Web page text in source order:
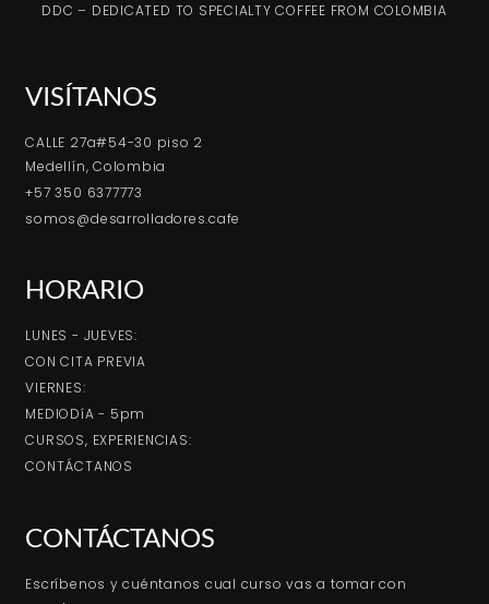
DDC – DEDICATED TO SPECIALTY COFFEE FROM COLOMBIA
VISÍTANOS
CALLE 27a#54-30 piso 2
Medellín, Colombia
+57 350 6377773
somos@desarrolladores.cafe
HORARIO
LUNES - JUEVES:
CON CITA PREVIA
VIERNES:
MEDIODíA - 5pm
CURSOS, EXPERIENCIAS:
CONTÁCTANOS
CONTÁCTANOS
Escríbenos y cuéntanos cual curso vas a tomar con